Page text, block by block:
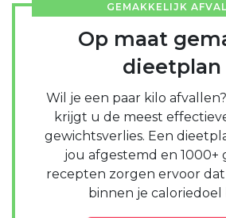
GEMAKKELIJK
Op maat
dieetplan
Wil je een paar kilo
krijgt u de meest
gewichtsverlies. Een
jou afgestemd en 1000+
recepten zorgen ervoor
binnen je caloriedoel